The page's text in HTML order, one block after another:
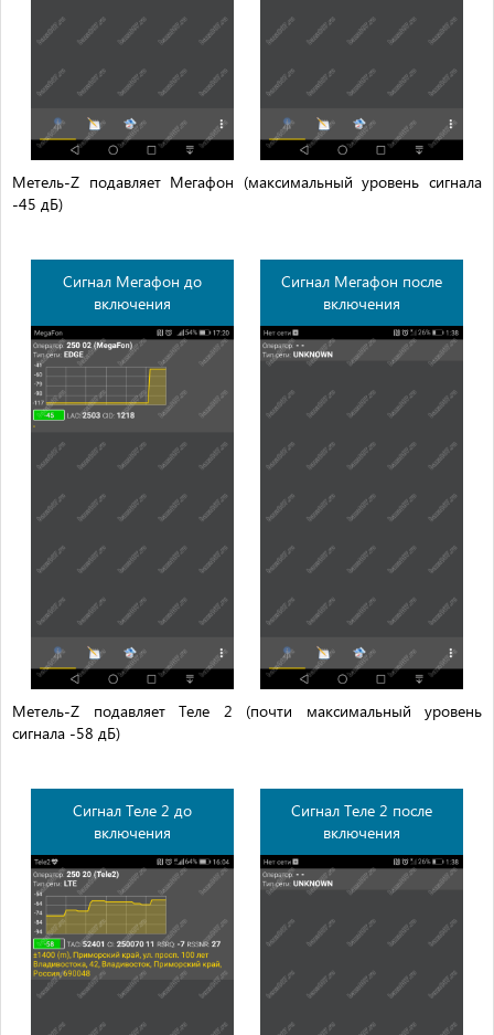
Метель-Z подавляет Мегафон (максимальный уровень сигнала
-45 дБ)
Сигнал Мегафон до
включения
Сигнал Мегафон после
включения
Метель-Z подавляет Теле 2 (почти максимальный уровень
сигнала -58 дБ)
Сигнал Теле 2 до
включения
Сигнал Теле 2 после
включения